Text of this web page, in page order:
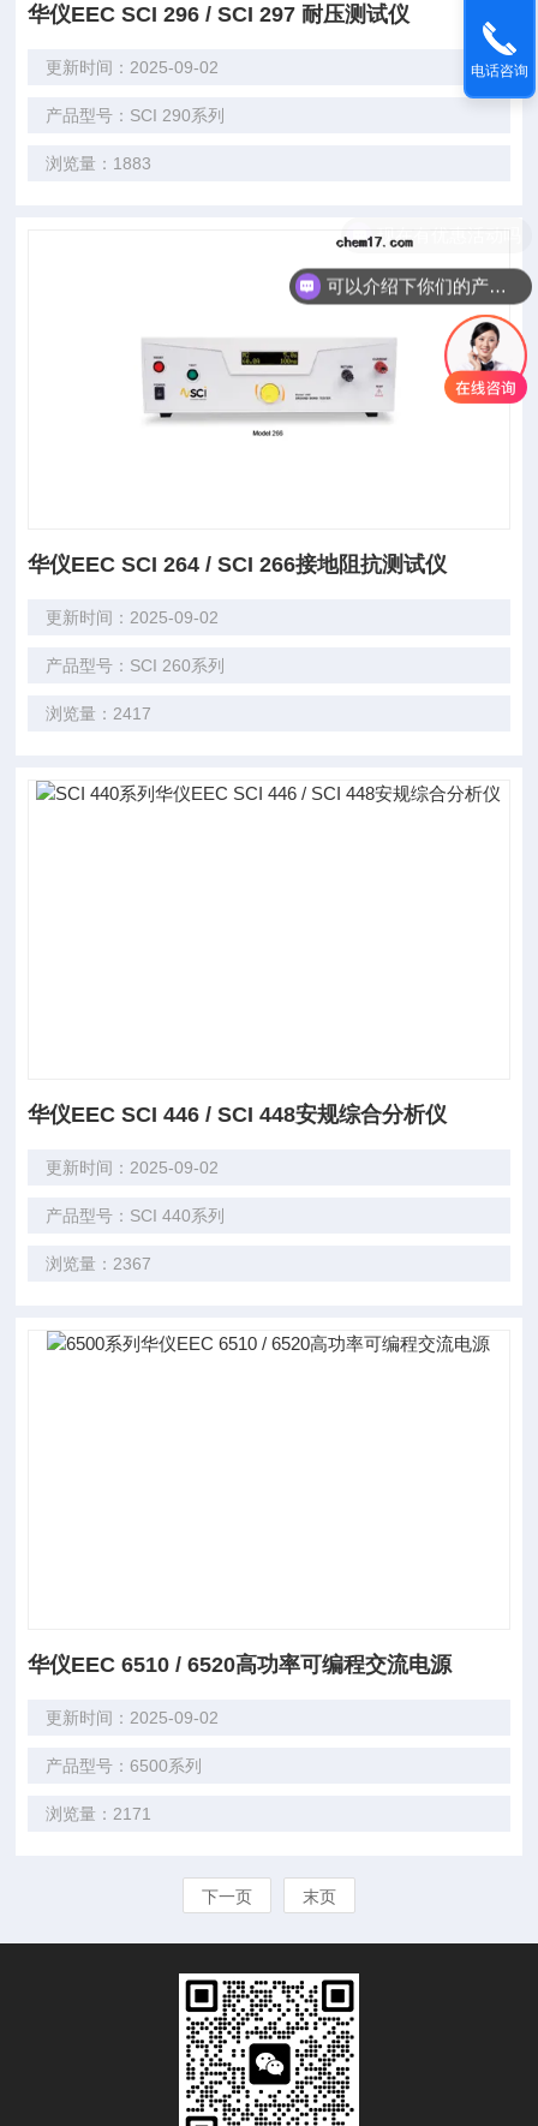
华仪EEC SCI 296 / SCI 297 耐压测试仪
更新时间：2025-09-02
产品型号：SCI 290系列
浏览量：1883
华仪EEC SCI 264 / SCI 266接地阻抗测试仪
更新时间：2025-09-02
产品型号：SCI 260系列
浏览量：2417
华仪EEC SCI 446 / SCI 448安规综合分析仪
更新时间：2025-09-02
产品型号：SCI 440系列
浏览量：2367
华仪EEC 6510 / 6520高功率可编程交流电源
更新时间：2025-09-02
产品型号：6500系列
浏览量：2171
下一页 末页
电话咨询
可以介绍下你们的产品么
现在有优惠活动吗